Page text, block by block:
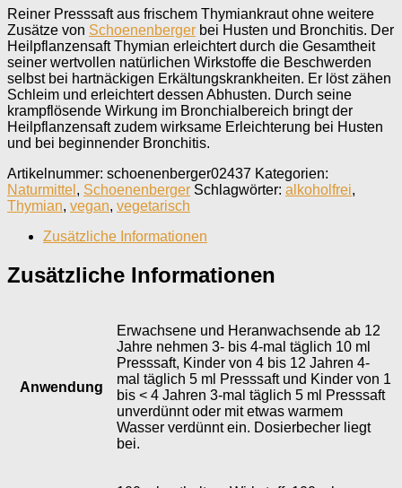
Reiner Presssaft aus frischem Thymiankraut ohne weitere
Zusätze von Schoenenberger bei Husten und Bronchitis. Der
Heilpflanzensaft Thymian erleichtert durch die Gesamtheit
seiner wertvollen natürlichen Wirkstoffe die Beschwerden
selbst bei hartnäckigen Erkältungskrankheiten. Er löst zähen
Schleim und erleichtert dessen Abhusten. Durch seine
krampflösende Wirkung im Bronchialbereich bringt der
Heilpflanzensaft zudem wirksame Erleichterung bei Husten
und bei beginnender Bronchitis.
Artikelnummer: schoenenberger02437 Kategorien:
Naturmittel , Schoenenberger Schlagwörter: alkoholfrei,
Thymian, vegan, vegetarisch
Zusätzliche Informationen
Zusätzliche Informationen
Anwendung
Erwachsene und Heranwachsende ab 12
Jahre nehmen 3- bis 4-mal täglich 10 ml
Presssaft, Kinder von 4 bis 12 Jahren 4-
mal täglich 5 ml Presssaft und Kinder von 1
bis < 4 Jahren 3-mal täglich 5 ml Presssaft
unverdünnt oder mit etwas warmem
Wasser verdünnt ein. Dosierbecher liegt
bei.